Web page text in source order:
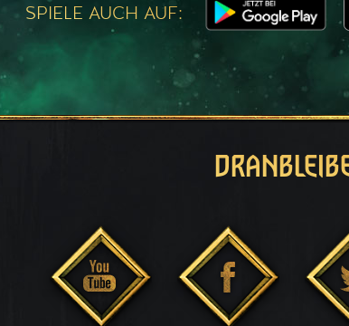
SPIELE AUCH AUF: